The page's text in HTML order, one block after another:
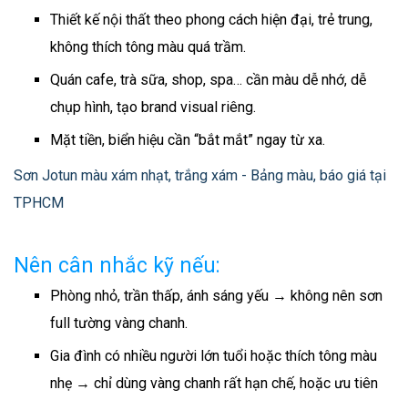
Thiết kế nội thất theo phong cách hiện đại, trẻ trung,
không thích tông màu quá trầm.
Quán cafe, trà sữa, shop, spa… cần màu dễ nhớ, dễ
chụp hình, tạo brand visual riêng.
Mặt tiền, biển hiệu cần “bắt mắt” ngay từ xa.
Sơn Jotun màu xám nhạt, trắng xám - Bảng màu, báo giá tại
TPHCM
Nên cân nhắc kỹ nếu:
Phòng nhỏ, trần thấp, ánh sáng yếu → không nên sơn
full tường vàng chanh.
Gia đình có nhiều người lớn tuổi hoặc thích tông màu
nhẹ → chỉ dùng vàng chanh rất hạn chế, hoặc ưu tiên